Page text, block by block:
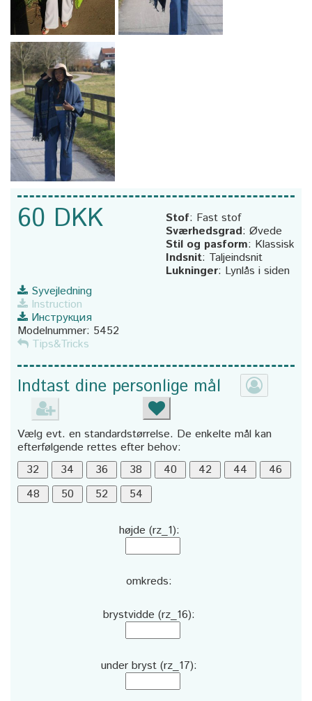
60 DKK Stof: Fast stof
Sværhedsgrad: Øvede
Stil og pasform: Klassisk
Indsnit: Taljeindsnit
Lukninger: Lynlås i siden
Syvejledning
Instruction
Инструкция
Modelnummer: 5452
Tips&Tricks
Indtast dine personlige mål
Vælg evt. en standardstørrelse. De enkelte mål kan
efterfølgende rettes efter behov:
højde (rz_1):
omkreds:
brystvidde (rz_16):
under bryst (rz_17):